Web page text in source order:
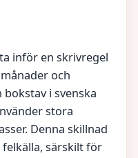
inför en skrivregel
och
i svenska
stora
Denna skillnad
särskilt för